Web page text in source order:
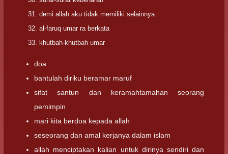
demi allah aku tidak memiliki selainnya
al-faruq umar ra berkata
khutbah-khutbah umar
doa
bantulah diriku beramar maruf
sifat santun dan keramahtamahan seorang
pemimpin
mari kita berdoa kepada allah
seseorang dan amal kerjanya dalam islam
allah menciptakan kalian untuk dirinya sendiri dan